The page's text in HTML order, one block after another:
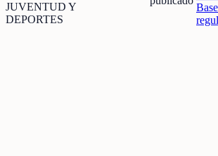
JUVENTUD Y
DEPORTES